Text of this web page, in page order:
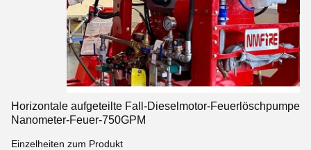
Horizontale aufgeteilte Fall-Dieselmotor-Feuerlöschpumpe
Nanometer-Feuer-750GPM
Einzelheiten zum Produkt